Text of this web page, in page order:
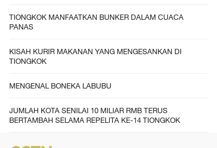
TIONGKOK MANFAATKAN BUNKER DALAM CUACA
PANAS
KISAH KURIR MAKANAN YANG MENGESANKAN DI
TIONGKOK
MENGENAL BONEKA LABUBU
JUMLAH KOTA SENILAI 10 MILIAR RMB TERUS
BERTAMBAH SELAMA REPELITA KE-14 TIONGKOK